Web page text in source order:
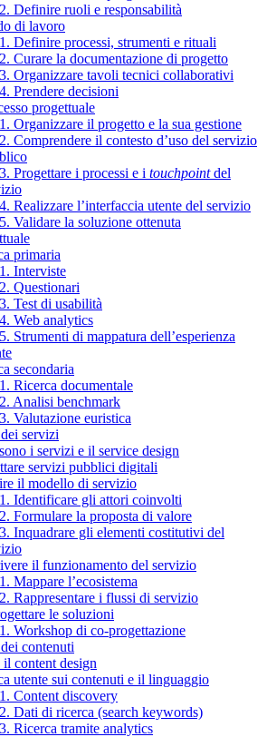
Definire ruoli e responsabilità
di lavoro
Definire processi, strumenti e rituali
Curare la documentazione di progetto
Organizzare tavoli tecnici collaborativi
Prendere decisioni
progettuale
Organizzare il progetto e la sua gestione
Comprendere il contesto d’uso del servizio
Progettare i processi e i touchpointdel
Realizzare l’interfaccia utente del servizio
Validare la soluzione ottenuta
primaria
Interviste
Questionari
Test di usabilità
Web analytics
Strumenti di mappatura dell’esperienza
secondaria
Ricerca documentale
Analisi benchmark
Valutazione euristica
servizi
i servizi e il service design
servizi pubblici digitali
il modello di servizio
Identificare gli attori coinvolti
Formulare la proposta di valore
Inquadrare gli elementi costitutivi del
il funzionamento del servizio
Mappare l’ecosistema
Rappresentare i flussi di servizio
le soluzioni
Workshop di co-progettazione
contenuti
il content design
utente sui contenuti e il linguaggio
Content discovery
Dati di ricerca (search keywords)
Ricerca tramite analytics